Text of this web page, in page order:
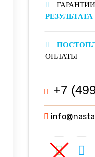
РЕЗУЛЬТАТА
ОПЛАТЫ
+7